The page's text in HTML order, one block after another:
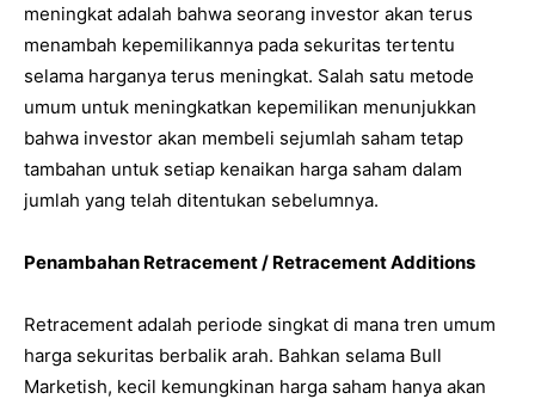
meningkat adalah bahwa seorang investor akan terus
menambah kepemilikannya pada sekuritas tertentu
selama harganya terus meningkat. Salah satu metode
umum untuk meningkatkan kepemilikan menunjukkan
bahwa investor akan membeli sejumlah saham tetap
tambahan untuk setiap kenaikan harga saham dalam
jumlah yang telah ditentukan sebelumnya.
Penambahan Retracement / Retracement Additions
Retracement adalah periode singkat di mana tren umum
harga sekuritas berbalik arah. Bahkan selama Bull
Marketish, kecil kemungkinan harga saham hanya akan